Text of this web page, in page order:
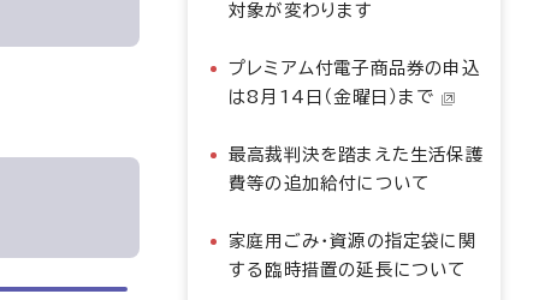
対象が変わります
プレミアム付電子商品券の申込
は8月14日（金曜日）まで
最高裁判決を踏まえた生活保護
費等の追加給付について
家庭用ごみ・資源の指定袋に関
する臨時措置の延長について